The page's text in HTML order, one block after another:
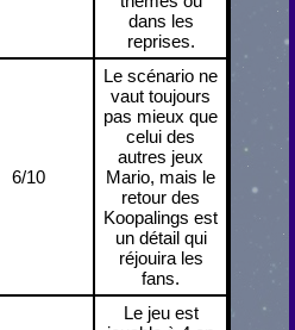
dans les
reprises.
6/10
Le scénario ne
vaut toujours
pas mieux que
celui des
autres jeux
Mario, mais le
retour des
Koopalings est
un détail qui
réjouira les
fans.
Le jeu est